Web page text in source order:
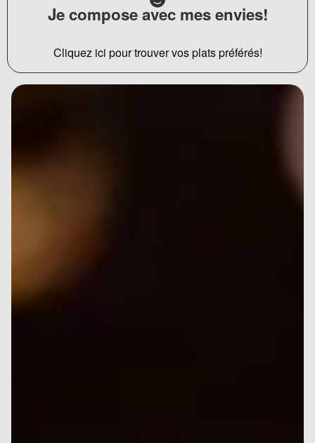
Je compose avec mes envies!
Cliquez ici pour trouver vos plats préférés!